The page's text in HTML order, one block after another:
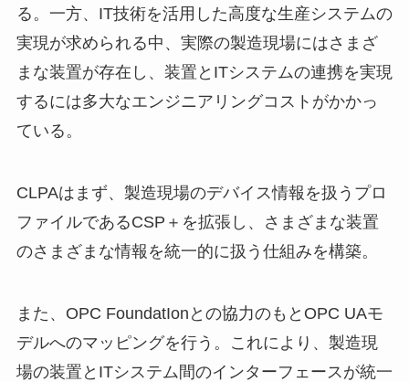
る。一方、IT技術を活用した高度な生産システムの
実現が求められる中、実際の製造現場にはさまざ
まな装置が存在し、装置とITシステムの連携を実現
するには多大なエンジニアリングコストがかかっ
ている。
CLPAはまず、製造現場のデバイス情報を扱うプロ
ファイルであるCSP＋を拡張し、さまざまな装置
のさまざまな情報を統一的に扱う仕組みを構築。
また、OPC FoundatIonとの協力のもとOPC UAモ
デルへのマッピングを行う。これにより、製造現
場の装置とITシステム間のインターフェースが統一